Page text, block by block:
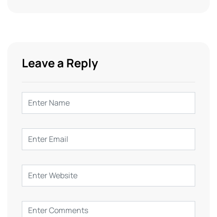
Leave a Reply